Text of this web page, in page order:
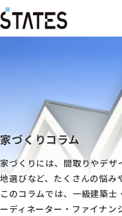
イベント情報
施工事例
建売・土地情報
家づくりコラム
家づくりには、間取りやデザ
地選びなど、たくさんの悩み
このコラムでは、一級建築
ーディネーター・ファイナ